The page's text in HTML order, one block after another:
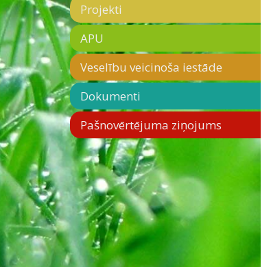
Projekti
APU
Veselību veicinoša iestāde
Dokumenti
Pašnovērtējuma ziņojums